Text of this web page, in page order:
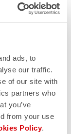
ads, to
our traffic.
of our site with
partners who
you’ve
from your use
Policy.